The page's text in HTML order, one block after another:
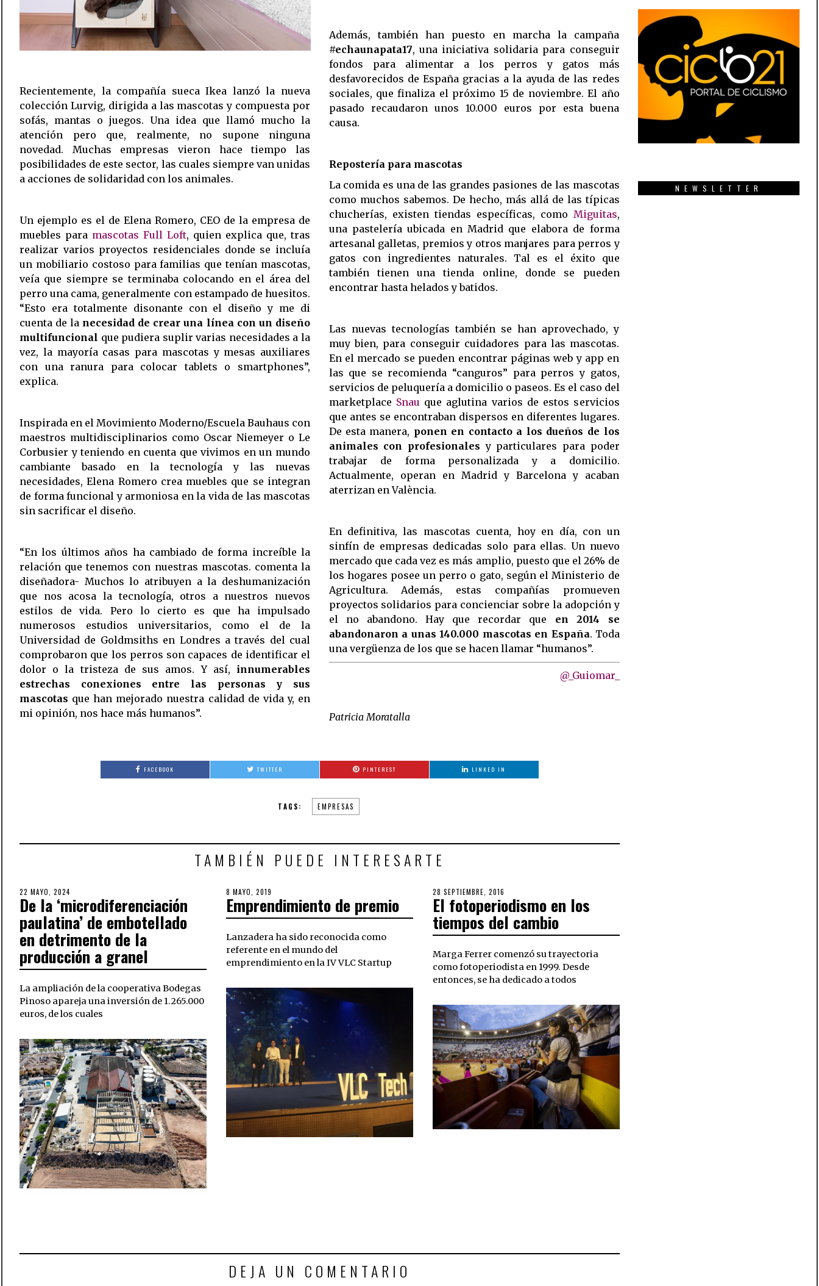
Recientemente, la compañía sueca Ikea lanzó la nueva
colección Lurvig, dirigida a las mascotas y compuesta por
sofás, mantas o juegos. Una idea que llamó mucho la
atención pero que, realmente, no supone ninguna
novedad. Muchas empresas vieron hace tiempo las
posibilidades de este sector, las cuales siempre van unidas
a acciones de solidaridad con los animales.
Un ejemplo es el de Elena Romero, CEO de la empresa de
muebles para mascotas Full Loft, quien explica que, tras
realizar varios proyectos residenciales donde se incluía
un mobiliario costoso para familias que tenían mascotas,
veía que siempre se terminaba colocando en el área del
perro una cama, generalmente con estampado de huesitos.
“Esto era totalmente disonante con el diseño y me di
cuenta de la necesidad de crear una línea con un diseño
multifuncional que pudiera suplir varias necesidades a la
vez, la mayoría casas para mascotas y mesas auxiliares
con una ranura para colocar tablets o smartphones”,
explica.
Inspirada en el Movimiento Moderno/Escuela Bauhaus con
maestros multidisciplinarios como Oscar Niemeyer o Le
Corbusier y teniendo en cuenta que vivimos en un mundo
cambiante basado en la tecnología y las nuevas
necesidades, Elena Romero crea muebles que se integran
de forma funcional y armoniosa en la vida de las mascotas
sin sacrificar el diseño.
“En los últimos años ha cambiado de forma increíble la
relación que tenemos con nuestras mascotas. comenta la
diseñadora- Muchos lo atribuyen a la deshumanización
que nos acosa la tecnología, otros a nuestros nuevos
estilos de vida. Pero lo cierto es que ha impulsado
numerosos estudios universitarios, como el de la
Universidad de Goldmsiths en Londres a través del cual
comprobaron que los perros son capaces de identificar el
dolor o la tristeza de sus amos. Y así, innumerables
estrechas conexiones entre las personas y sus
mascotas que han mejorado nuestra calidad de vida y, en
mi opinión, nos hace más humanos”.
Además, también han puesto en marcha la campaña
#echaunapata17, una iniciativa solidaria para conseguir
fondos para alimentar a los perros y gatos más
desfavorecidos de España gracias a la ayuda de las redes
sociales, que finaliza el próximo 15 de noviembre. El año
pasado recaudaron unos 10.000 euros por esta buena
causa.
Repostería para mascotas
La comida es una de las grandes pasiones de las mascotas
como muchos sabemos. De hecho, más allá de las típicas
chucherías, existen tiendas específicas, como Miguitas,
una pastelería ubicada en Madrid que elabora de forma
artesanal galletas, premios y otros manjares para perros y
gatos con ingredientes naturales. Tal es el éxito que
también tienen una tienda online, donde se pueden
encontrar hasta helados y batidos.
Las nuevas tecnologías también se han aprovechado, y
muy bien, para conseguir cuidadores para las mascotas.
En el mercado se pueden encontrar páginas web y app en
las que se recomienda “canguros” para perros y gatos,
servicios de peluquería a domicilio o paseos. Es el caso del
marketplace Snau que aglutina varios de estos servicios
que antes se encontraban dispersos en diferentes lugares.
De esta manera, ponen en contacto a los dueños de los
animales con profesionalesy particulares para poder
trabajar de forma personalizada y a domicilio.
Actualmente, operan en Madrid y Barcelona y acaban
aterrizan en València.
En definitiva, las mascotas cuenta, hoy en día, con un
sinfín de empresas dedicadas solo para ellas. Un nuevo
mercado que cada vez es más amplio, puesto que el 26% de
los hogares posee un perro o gato, según el Ministerio de
Agricultura. Además, estas compañías promueven
proyectos solidarios para concienciar sobre la adopción y
el no abandono. Hay que recordar que en 2014 se
abandonaron a unas 140.000 mascotas en España. Toda
una vergüenza de los que se hacen llamar “humanos”.
@_Guiomar_
Patricia Moratalla
FACEBOOK TWITTER PINTEREST LINKED IN
TAGS: EMPRESAS
TAMBIÉN PUEDE INTERESARTE
POSTED
ON
22 MAYO, 2024
JULIO,
2024
De la ‘microdiferenciación
paulatina’ de embotellado
en detrimento de la
producción a granel
La ampliación de la cooperativa Bodegas
Pinoso apareja una inversión de 1.265.000
euros, de los cuales
POSTED
ON
8 MAYO, 2019
MAYO,
2019
Emprendimiento de premio
Lanzadera ha sido reconocida como
referente en el mundo del
emprendimiento en la IV VLC Startup
POSTED
ON
28 SEPTIEMBRE, 2016
SEPTIEMBRE,
2018
El fotoperiodismo en los
tiempos del cambio
Marga Ferrer comenzó su trayectoria
como fotoperiodista en 1999. Desde
entonces, se ha dedicado a todos
DEJA UN COMENTARIO
NEWSLETTER